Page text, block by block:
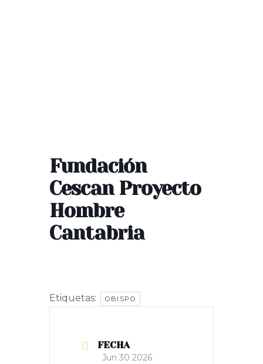
Fundación
Cescan Proyecto
Hombre
Cantabria
Etiquetas: OBISPO
FECHA
Jun 30 2026